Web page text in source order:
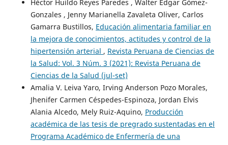
Héctor Huildo Reyes Paredes , Walter Edgar Gómez-
Gonzales , Jenny Marianella Zavaleta Oliver, Carlos
Gamarra Bustillos, Educación alimentaria familiar en
la mejora de conocimientos, actitudes y control de la
hipertensión arterial , Revista Peruana de Ciencias de
la Salud: Vol. 3 Núm. 3 (2021): Revista Peruana de
Ciencias de la Salud (jul-set)
Amalia V. Leiva Yaro, Irving Anderson Pozo Morales,
Jhenifer Carmen Céspedes-Espinoza, Jordan Elvis
Alania Alcedo, Mely Ruiz-Aquino, Producción
académica de las tesis de pregrado sustentadas en el
Programa Académico de Enfermería de una